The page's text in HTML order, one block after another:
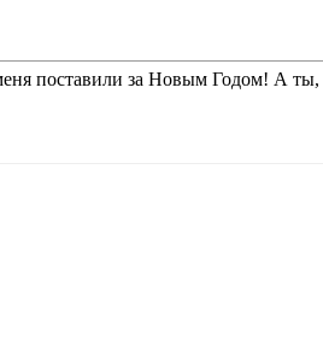
поставили за Новым Годом! А ты,